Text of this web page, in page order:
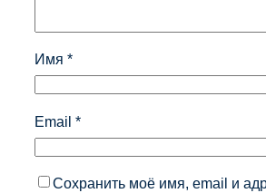
Имя *
Email *
Сохранить моё имя, email и